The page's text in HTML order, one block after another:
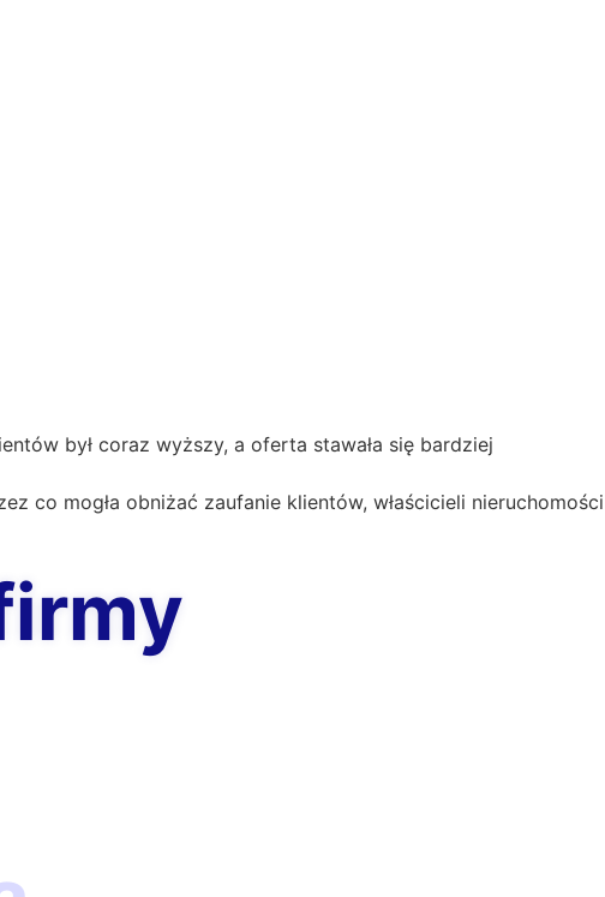
był coraz wyższy, a oferta stawała się bardziej
co mogła obniżać zaufanie klientów, właścicieli nieruchomości